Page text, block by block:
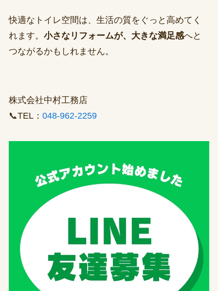
快適なトイレ空間は、生活の質をぐっと高めてく
れます。 小さなリフォームが、大きな満足感へと
つながるかもしれません。
株式会社中村工務店
📞TEL： 048-962-2259